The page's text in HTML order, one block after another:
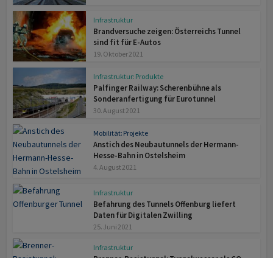
Infrastruktur
Brandversuche zeigen: Österreichs Tunnel
sind fit für E-Autos
19. Oktober 2021
Infrastruktur: Produkte
Palfinger Railway: Scherenbühne als
Sonderanfertigung für Eurotunnel
30. August 2021
Mobilität: Projekte
Anstich des Neubautunnels der Hermann-
Hesse-Bahn in Ostelsheim
4. August 2021
Infrastruktur
Befahrung des Tunnels Offenburg liefert
Daten für Digitalen Zwilling
25. Juni 2021
Infrastruktur